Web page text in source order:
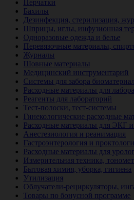
Перчатки
Бахилы
Дезинфекция, стерилизация,
Шприцы, иглы, инфузионная
Одноразовые одежда и белье
Перевязочные материалы,
Журналы
Шовные материалы
Медицинский инструментарий
Системы для забора
Расходные материалы для
Реагенты для лабораторий
Тест-полоски, тест-системы
Гинекологические расходные
Расходные материалы для ЭКГ
Анестезиология и реанимация
Гастроэнтерология и
Расходные материалы для
Измерительная техника,
Бытовая химия, уборка, гигиена
Утилизация
Облучатели-рециркуляторы,
Товары по бонусной программе